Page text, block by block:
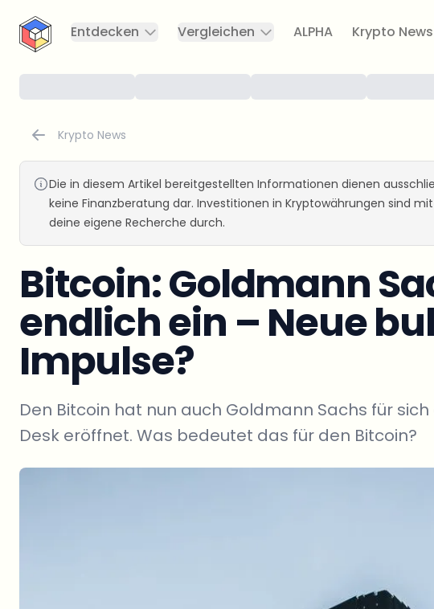
CryptoTicker
Entdecken
Vergleichen ALPHA Krypto News
Krypto News
Die in diesem Artikel bereitgestellten Informationen dienen
keine Finanzberatung dar. Investitionen in Kryptowährungen sind
deine eigene Recherche durch.
Bitcoin: Goldmann
endlich ein – Neue
Impulse?
Den Bitcoin hat nun auch Goldmann Sachs für
Desk eröffnet. Was bedeutet das für den Bitcoin?